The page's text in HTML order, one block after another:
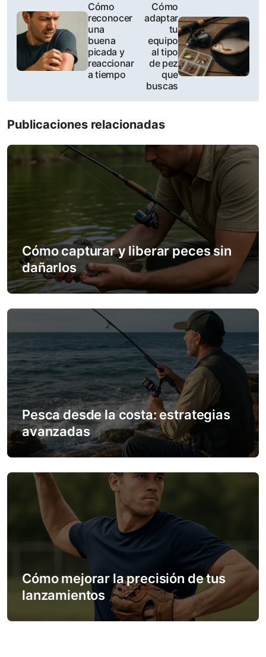
n
a
v
t
i
o
n
Cómo
reconocer
una
buena
picada y
reaccionar
a tiempo
Cómo
adaptar
tu
equipo
al tipo
de pez
que
buscas
Publicaciones relacionadas
Cómo capturar y liberar peces sin
dañarlos
Pesca desde la costa: estrategias
avanzadas
Cómo mejorar la precisión de tus
lanzamientos